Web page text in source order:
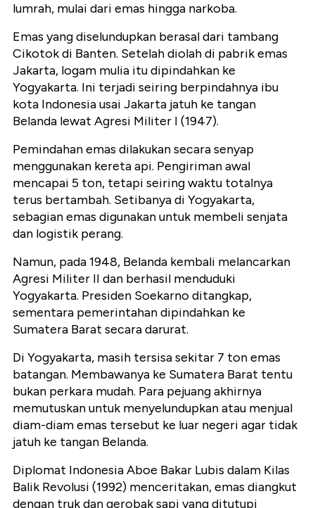
lumrah, mulai dari emas hingga narkoba.
Emas yang diselundupkan berasal dari tambang
Cikotok di Banten. Setelah diolah di pabrik emas
Jakarta, logam mulia itu dipindahkan ke
Yogyakarta. Ini terjadi seiring berpindahnya ibu
kota Indonesia usai Jakarta jatuh ke tangan
Belanda lewat Agresi Militer I (1947).
Pemindahan emas dilakukan secara senyap
menggunakan kereta api. Pengiriman awal
mencapai 5 ton, tetapi seiring waktu totalnya
terus bertambah. Setibanya di Yogyakarta,
sebagian emas digunakan untuk membeli senjata
dan logistik perang.
Namun, pada 1948, Belanda kembali melancarkan
Agresi Militer II dan berhasil menduduki
Yogyakarta. Presiden Soekarno ditangkap,
sementara pemerintahan dipindahkan ke
Sumatera Barat secara darurat.
Di Yogyakarta, masih tersisa sekitar 7 ton emas
batangan. Membawanya ke Sumatera Barat tentu
bukan perkara mudah. Para pejuang akhirnya
memutuskan untuk menyelundupkan atau menjual
diam-diam emas tersebut ke luar negeri agar tidak
jatuh ke tangan Belanda.
Diplomat Indonesia Aboe Bakar Lubis dalam Kilas
Balik Revolusi (1992) menceritakan, emas diangkut
dengan truk dan gerobak sapi yang ditutupi